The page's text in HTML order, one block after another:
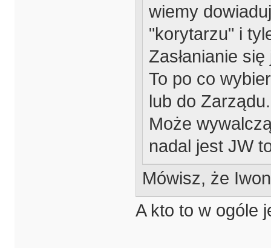
wiemy
"korytarzu" i
Zasłanianie
To po co
lub do Zarządu.
Może
nadal jest JW
Mówisz, że
A kto to w ogóle